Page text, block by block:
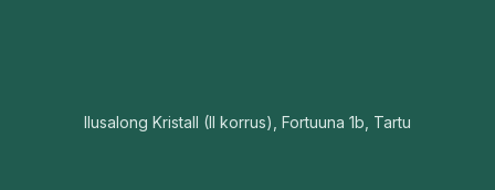
Ilusalong Kristall (II korrus), Fortuuna 1b, Tartu